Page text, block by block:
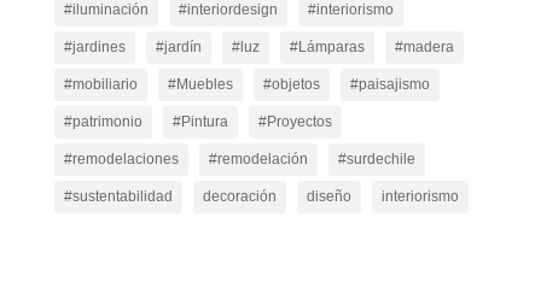
#iluminación #interiordesign #interiorismo
#jardines #jardín #luz #Lámparas #madera
#mobiliario #Muebles #objetos #paisajismo
#patrimonio #Pintura #Proyectos
#remodelaciones #remodelación #surdechile
#sustentabilidad decoración diseño interiorismo